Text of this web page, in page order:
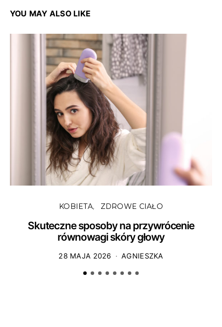
YOU MAY ALSO LIKE
KOBIETA ZDROWE CIAŁO
Skuteczne sposoby na przywrócenie
równowagi skóry głowy
28 MAJA 2026 AGNIESZKA